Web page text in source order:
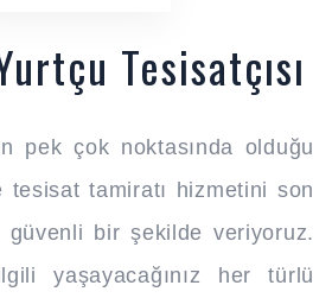
Tesisatçısı
pek çok noktasında olduğu
tesisat tamiratı hizmetini son
bir şekilde veriyoruz.
yaşayacağınız her türlü